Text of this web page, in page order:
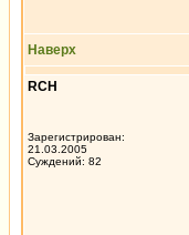
Наверх
RCH
Зарегистрирован:
21.03.2005
Суждений: 82